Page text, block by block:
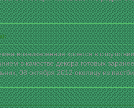
возникновения кроется в
в качестве декора готовых
08 октября 2012 околицу из